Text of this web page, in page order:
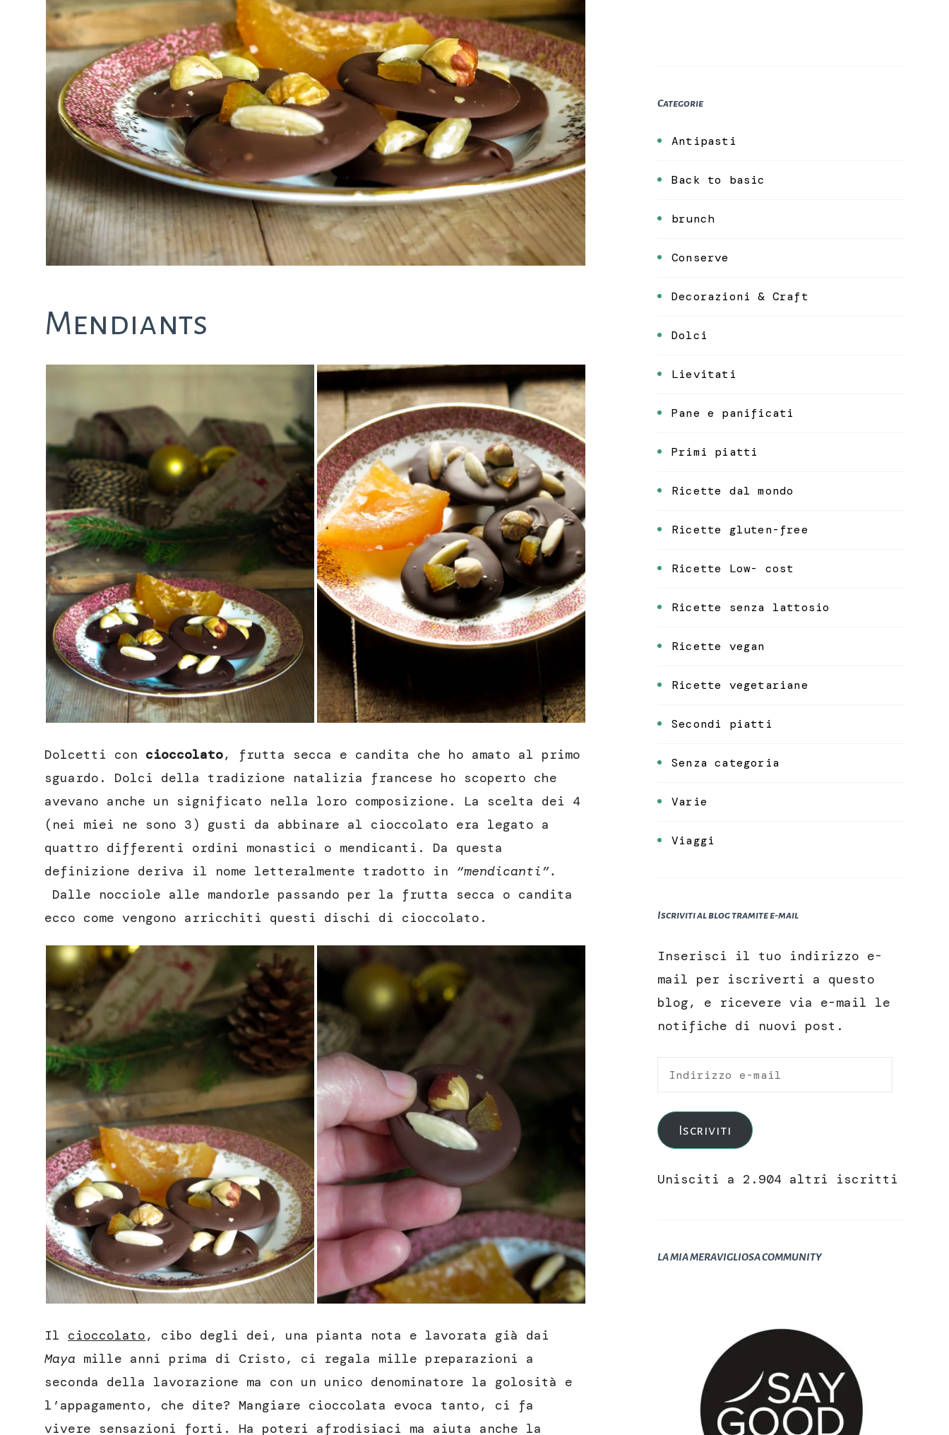
Mendiants
Dolcetti con cioccolato, frutta secca e candita che ho amato al primo
sguardo. Dolci della tradizione natalizia francese ho scoperto che
avevano anche un significato nella loro composizione. La scelta dei 4
(nei miei ne sono 3) gusti da abbinare al cioccolato era legato a
quattro differenti ordini monastici o mendicanti. Da questa
definizione deriva il nome letteralmente tradotto in “mendicanti”.
Dalle nocciole alle mandorle passando per la frutta secca o candita
ecco come vengono arricchiti questi dischi di cioccolato.
Il cioccolato, cibo degli dei, una pianta nota e lavorata già dai
Maya mille anni prima di Cristo, ci regala mille preparazioni a
seconda della lavorazione ma con un unico denominatore la golosità e
l’appagamento, che dite? Mangiare cioccolata evoca tanto, ci fa
vivere sensazioni forti. Ha poteri afrodisiaci ma aiuta anche la
Categorie
Antipasti
Back to basic
brunch
Conserve
Decorazioni & Craft
Dolci
Lievitati
Pane e panificati
Primi piatti
Ricette dal mondo
Ricette gluten-free
Ricette Low- cost
Ricette senza lattosio
Ricette vegan
Ricette vegetariane
Secondi piatti
Senza categoria
Varie
Viaggi
Iscriviti al blog tramite e-mail
Inserisci il tuo indirizzo e-
mail per iscriverti a questo
blog, e ricevere via e-mail le
notifiche di nuovi post.
Indirizzo
mail
Iscriviti
Unisciti a 2.904 altri iscritti
LA MIA MERAVIGLIOSA COMMUNITY